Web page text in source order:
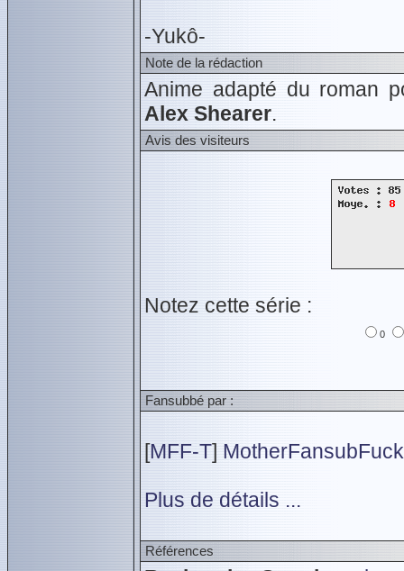
-Yukô-
Note de la rédaction
Anime adapté du roman
Alex Shearer.
Avis des visiteurs
Notez cette série :
0
Fansubbé par :
[MFF-T]
Plus de détails ...
Références